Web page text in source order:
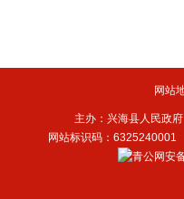
网站
主办：兴海县人民
网站标识码：6325240001
青公网安